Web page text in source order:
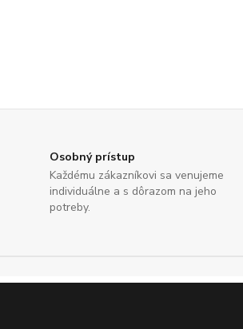
Osobný prístup
Každému zákazníkovi sa venujeme
individuálne a s dôrazom na jeho
potreby.